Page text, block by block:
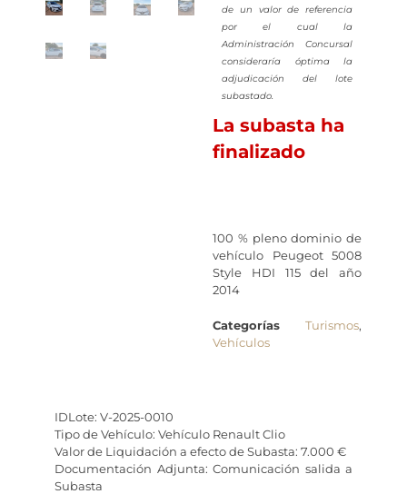
de un valor de referencia
por el cual la
Administración Concursal
consideraría óptima la
adjudicación del lote
subastado.
La subasta ha
finalizado
100 % pleno dominio de
vehículo Peugeot 5008
Style HDI 115 del año
2014
Categorías Turismos,
Vehículos
IDLote: V-2025-0010
Tipo de Vehículo: Vehículo Renault Clio
Valor de Liquidación a efecto de Subasta: 7.000 €
Documentación Adjunta: Comunicación salida a
Subasta